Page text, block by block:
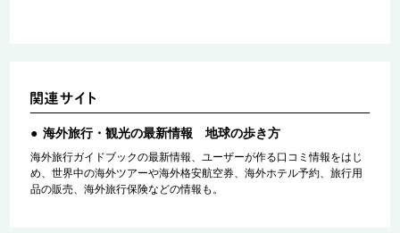
海外旅行・観光の最新情報 地球の歩き方
海外旅行ガイドブックの最新情報、ユーザーが作る口コミ情報をはじ
め、世界中の海外ツアーや海外格安航空券、海外ホテル予約、旅行用
品の販売、海外旅行保険などの情報も。